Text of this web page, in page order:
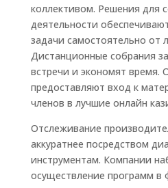
коллективом. Решения для
деятельности
задачи самостоятельно от
Дистанционные собрания
встречи и экономят время.
предоставляют вход к
членов в лучшие онлайн
Отслеживание
аккуратнее посредством
инструментам. Компании
осуществление программ в